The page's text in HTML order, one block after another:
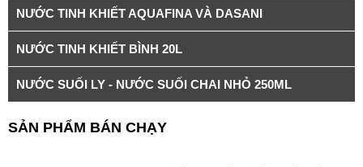
NƯỚC TINH KHIẾT AQUAFINA VÀ DASANI
NƯỚC TINH KHIẾT BÌNH 20L
NƯỚC SUỐI LY - NƯỚC SUỐI CHAI NHỎ 250ML
SẢN PHẨM BÁN CHẠY